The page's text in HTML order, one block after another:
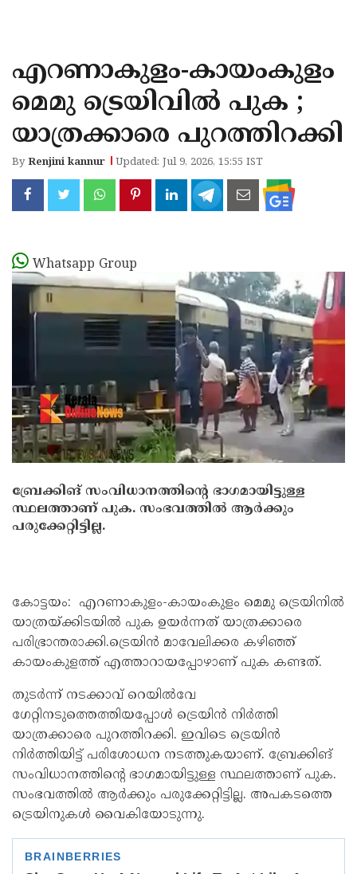
KANNUR
KASARAGOD
എറണാകുളം-കായംകുളം
മെമു ട്രെയിവില്‍ പുക ;
യാത്രക്കാരെ പുറത്തിറക്കി
ByRenjini kannur Updated: Jul 9, 2026, 15:55 IST
Whatsapp Group
ബ്രേക്കിങ് സംവിധാനത്തിന്റെ ഭാഗമായിട്ടുള്ള
സ്ഥലത്താണ് പുക. സംഭവത്തില്‍ ആർക്കും
പരുക്കേറ്റിട്ടില്ല.
കോട്ടയം: എറണാകുളം-കായംകുളം മെമു ട്രെയിനില്‍
യാത്രയ്ക്കിടയില്‍ പുക ഉയർന്നത് യാത്രക്കാരെ
പരിഭ്രാന്തരാക്കി.ട്രെയിൻ മാവേലിക്കര കഴിഞ്ഞ്
കായംകുളത്ത് എത്താറായപ്പോഴാണ് പുക കണ്ടത്.
തുടർന്ന് നടക്കാവ് റെയില്‍വേ
ഗേറ്റിനടുത്തെത്തിയപ്പോള്‍ ട്രെയിൻ നിർത്തി
യാത്രക്കാരെ പുറത്തിറക്കി. ഇവിടെ ട്രെയിൻ
നിർത്തിയിട്ട് പരിശോധന നടത്തുകയാണ്. ബ്രേക്കിങ്
സംവിധാനത്തിന്റെ ഭാഗമായിട്ടുള്ള സ്ഥലത്താണ് പുക.
സംഭവത്തില്‍ ആർക്കും പരുക്കേറ്റിട്ടില്ല. അപകടത്തെ
ട്രെയിനുകള്‍ വൈകിയോടുന്നു.